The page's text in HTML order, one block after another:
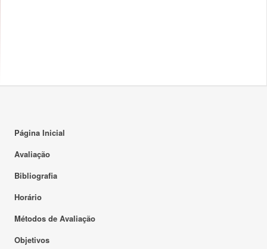
Página Inicial
Avaliação
Bibliografia
Horário
Métodos de Avaliação
Objetivos